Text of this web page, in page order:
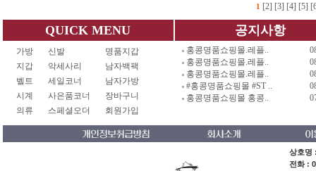
1 [2] [3] [4] [5]
QUICK MENU
가방 신발
명품지갑
지갑
악세사리
남자백팩
벨트
세일코너
남자가방
시계
사은품코너
장바구니
의류
스페셜오더 회원가입
공지사항
홍콩명품쇼핑몰.레플..
홍콩명품쇼핑몰.레플..
홍콩명품쇼핑몰.레플..
#홍콩명품쇼핑몰 #ST ..
홍콩명품쇼핑몰 홍콩..
상호명
전화 :